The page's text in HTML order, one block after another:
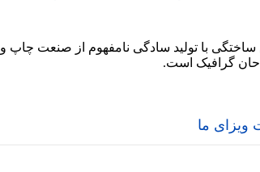
ساختگی با تولید سادگی نامفهوم از صنعت چاپ و
گرافیک است.
ویزای ما